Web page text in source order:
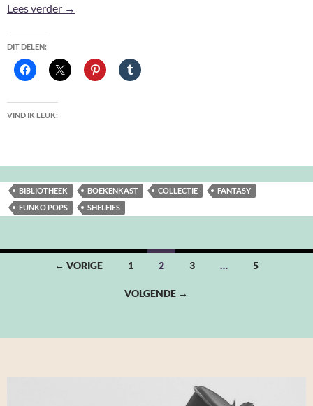
Lees verder 2021: Shelfies #3
→
DIT DELEN:
VIND IK LEUK:
BIBLIOTHEEK BOEKENKAST COLLECTIE
FANTASY
FUNKO POPS
SHELFIES
Berichten← VORIGE 1 2 3 … 5
VOLGENDE →